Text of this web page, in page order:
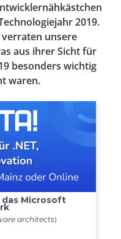
2019.
verraten unsere
aus ihrer Sicht für
besonders wichtig
waren.